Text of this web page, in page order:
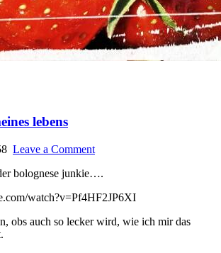
lebens
Leave a Commenton
bolognese
lebens
bolognese junkie….
watch?v=Pf4HF2JP6XI
obs auch so lecker wird, wie ich mir das